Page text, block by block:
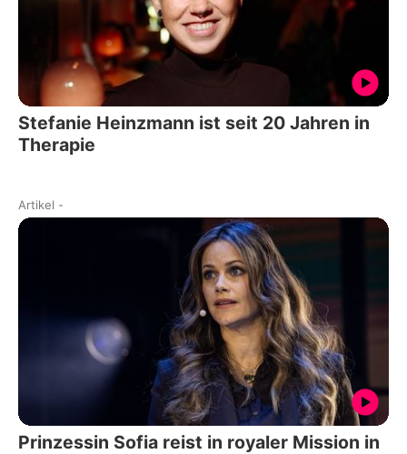
Stefanie Heinzmann ist seit 20 Jahren in
Therapie
Artikel -
Prinzessin Sofia reist in royaler Mission in